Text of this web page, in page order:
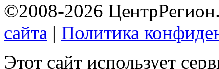
©2008-2026
сайта | Политика
Этот сайт использует